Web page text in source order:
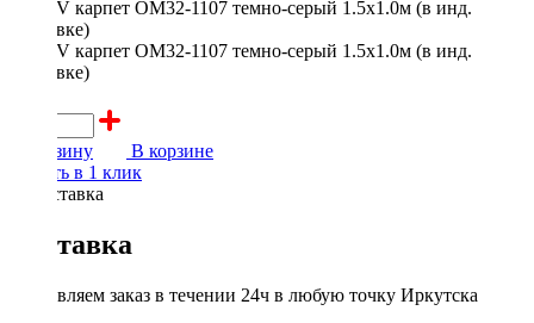
В корзину
В корзине
Купить в 1 клик
Доставка
Доставляем заказ в течении 24ч в любую точку Иркутска